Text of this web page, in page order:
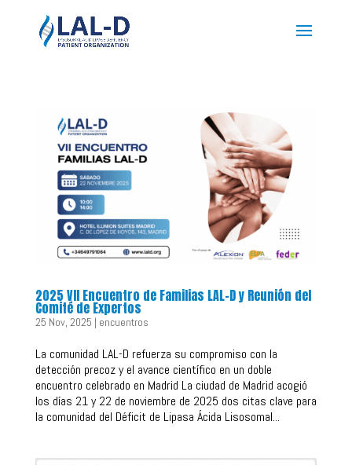
2025 VII Encuentro de Familias LAL-D y Reunión del
Comité de Expertos
25 Nov, 2025 | encuentros
La comunidad LAL-D refuerza su compromiso con la
detección precoz y el avance científico en un doble
encuentro celebrado en Madrid La ciudad de Madrid acogió
los días 21 y 22 de noviembre de 2025 dos citas clave para
la comunidad del Déficit de Lipasa Ácida Lisosomal...